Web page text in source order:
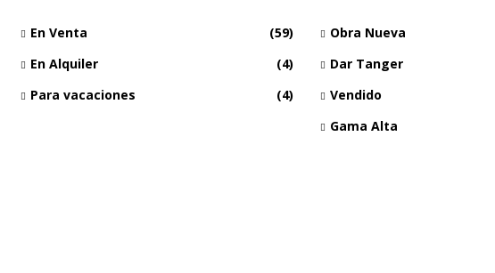
En Venta
(59)
En Alquiler
(4)
Para vacaciones
(4)
Obra Nueva
Dar Tanger
Vendido
Gama Alta